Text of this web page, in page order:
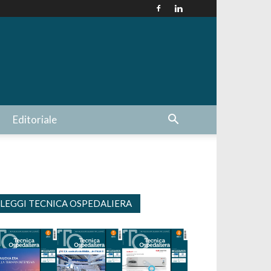
Editoriale
LEGGI TECNICA OSPEDALIERA